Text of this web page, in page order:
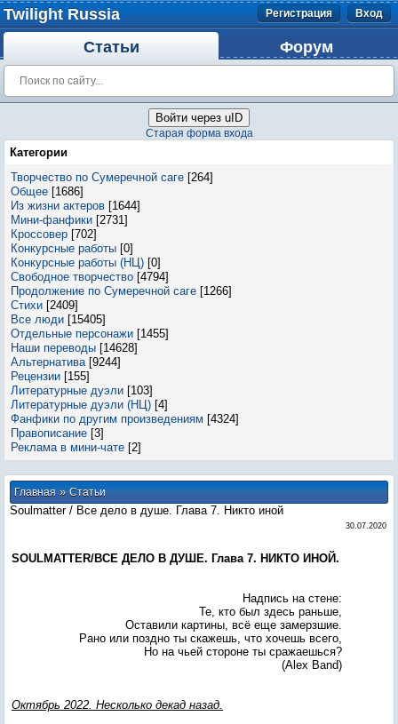
Twilight Russia Регистрация Вход
Статьи Форум
Войти через uID
Старая форма входа
Категории
Творчество по Сумеречной саге [264]
Общее [1686]
Из жизни актеров [1644]
Мини-фанфики [2731]
Кроссовер [702]
Конкурсные работы [0]
Конкурсные работы (НЦ) [0]
Свободное творчество [4794]
Продолжение по Сумеречной саге [1266]
Стихи [2409]
Все люди [15405]
Отдельные персонажи [1455]
Наши переводы [14628]
Альтернатива [9244]
Рецензии [155]
Литературные дуэли [103]
Литературные дуэли (НЦ) [4]
Фанфики по другим произведениям [4324]
Правописание [3]
Реклама в мини-чате [2]
Главная»Статьи
Soulmatter / Все дело в душе. Глава 7. Никто иной
30.07.2020
SOULMATTER/ВСЕ ДЕЛО В ДУШЕ. Глава 7. НИКТО ИНОЙ.
Надпись на стене:
Те, кто был здесь раньше,
Оставили картины, всё еще замерзшие.
Рано или поздно ты скажешь, что хочешь всего,
Но на чьей стороне ты сражаешься?
(Alex Band)
Октябрь 2022. Несколько декад назад.